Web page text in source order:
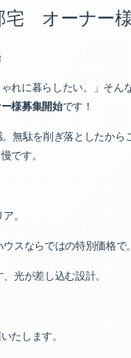
宅 オーナー
れに暮らしたい。」 そん
様募集開始です！
。無駄を削ぎ落としたから
です。
。
ウスならではの特別価格で。
光が差し込む設計。
たします。